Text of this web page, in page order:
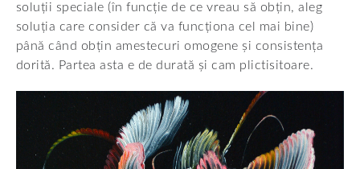
soluții speciale (în funcție de ce vreau să obțin, aleg
soluția care consider că va funcționa cel mai bine)
până când obțin amestecuri omogene și consistența
dorită. Partea asta e de durată și cam plictisitoare.